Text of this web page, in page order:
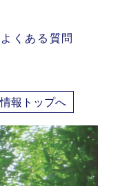
よくある質問
報トップへ